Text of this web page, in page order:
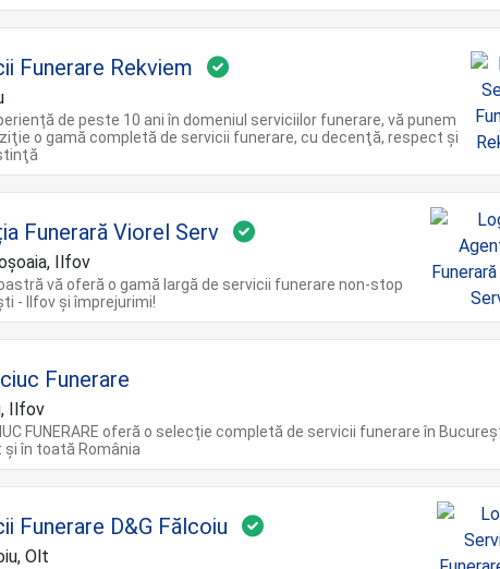
Funerare Rekviem
de peste 10 ani în domeniul serviciilor funerare, vă punem
o gamă completă de servicii funerare, cu decenţă, respect şi
Funerară Viorel Serv
Ilfov
vă oferă o gamă largă de servicii funerare non-stop
- Ilfov și împrejurimi!
Funerare
Ilfov
FUNERARE oferă o selecție completă de servicii funerare în
și în toată România
Funerare D&G Fălcoiu
Olt